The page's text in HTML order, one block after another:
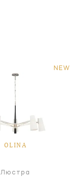
NEW
OLINA
Люстра